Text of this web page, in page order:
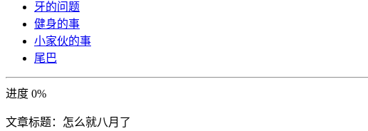
牙的问题
健身的事
小家伙的事
尾巴
进度 0%
文章标题： 怎么就八月了